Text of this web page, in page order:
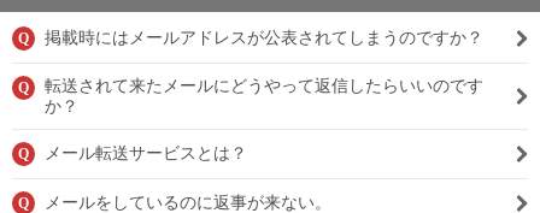
Q 掲載時にはメールアドレスが公表されてしまうのですか？
Q
転送されて来たメールにどうやって返信したらいいのです
か？
Q メール転送サービスとは？
Q メールをしているのに返事が来ない。